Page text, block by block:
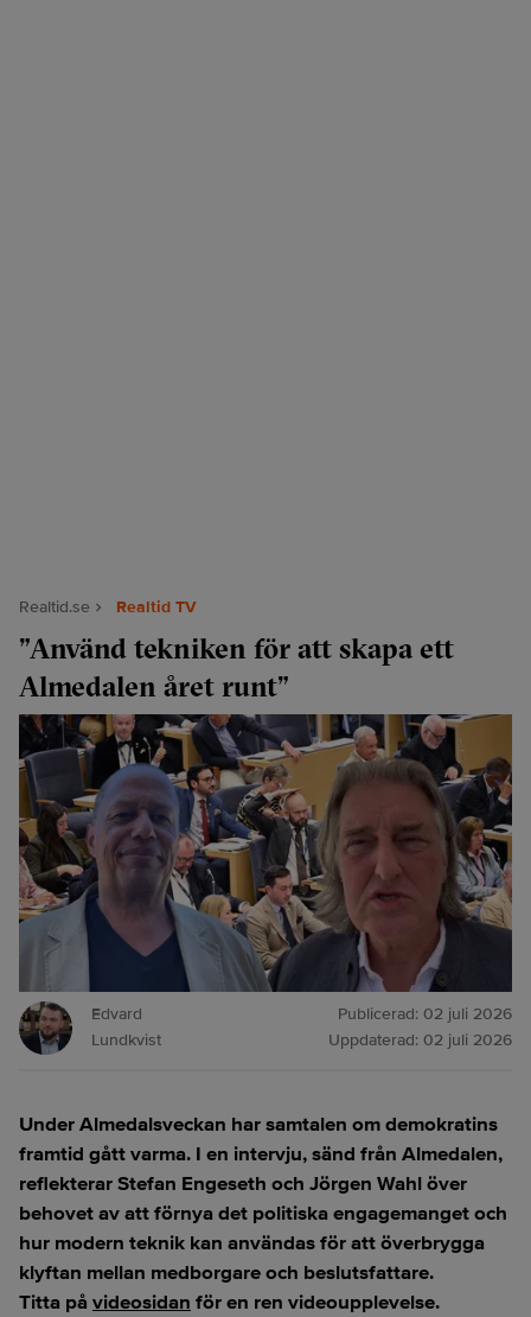
Realtid.se Realtid TV
”Använd tekniken för att skapa ett
Almedalen året runt”
Edvard
Lundkvist
Publicerad: 02 juli 2026
Uppdaterad: 02 juli 2026
Under Almedalsveckan har samtalen om demokratins
framtid gått varma. I en intervju, sänd från Almedalen,
reflekterar Stefan Engeseth och Jörgen Wahl över
behovet av att förnya det politiska engagemanget och
hur modern teknik kan användas för att överbrygga
klyftan mellan medborgare och beslutsfattare.
Titta på videosidan för en ren videoupplevelse.